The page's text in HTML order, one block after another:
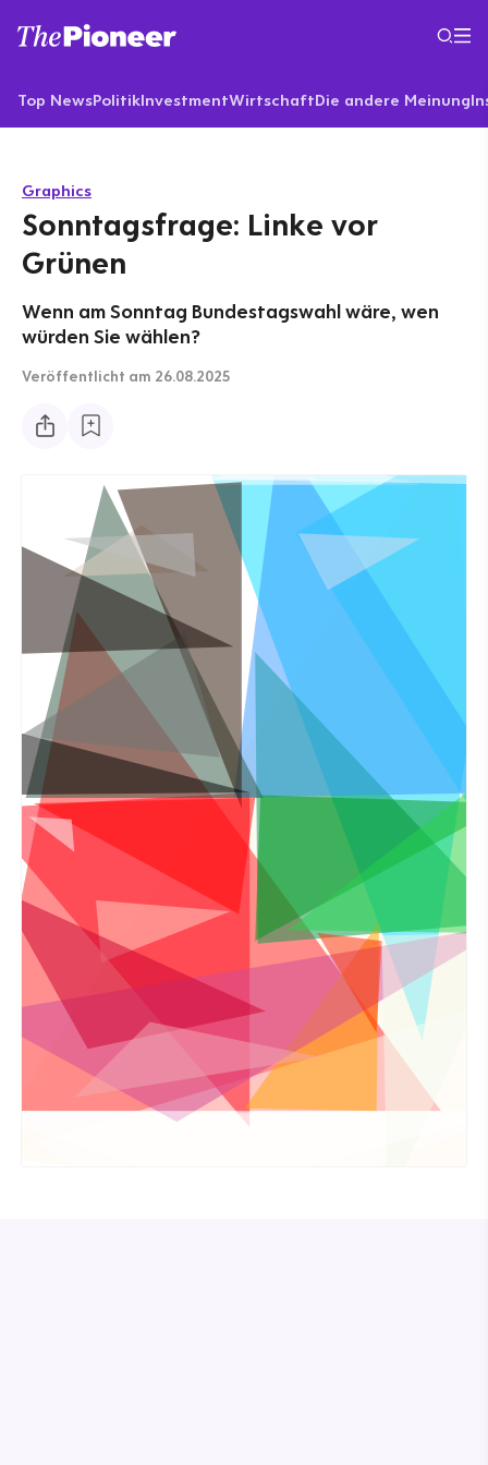
Top NewsPolitikInvestmentWirtschaftDie andere Meinung
Graphics
Sonntagsfrage: Linke vor
Grünen
Wenn am Sonntag Bundestagswahl wäre, wen
würden Sie wählen?
Veröffentlicht am 26.08.2025